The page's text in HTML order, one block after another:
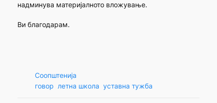
надминува материјалното вложување.
Ви благодарам.
Соопштенија
говор летна школа уставна тужба